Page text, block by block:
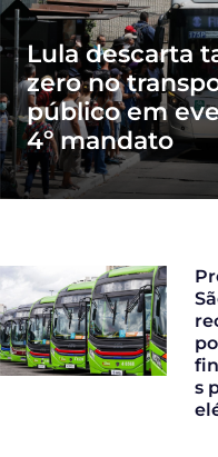
Lula descarta
zero no
público em
4º mandato
s